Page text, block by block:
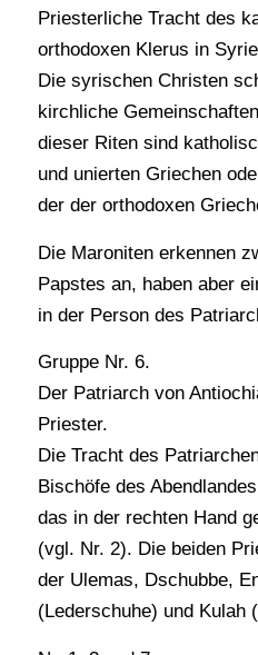
Priesterliche Tracht des
orthodoxen Klerus in
Die syrischen Christen
kirchliche
dieser Riten sind
und unierten Griechen
der der orthodoxen
Die Maroniten erkennen
Papstes an, haben aber
in der Person des
Gruppe Nr. 6.
Der Patriarch von
Priester.
Die Tracht des
Bischöfe des
das in der rechten Hand
(vgl. Nr. 2). Die beiden
der Ulemas, Dschubbe,
(Lederschuhe) und Kulah